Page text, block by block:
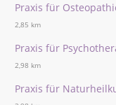
Praxis für
2,85 km
Praxis für
2,98 km
Praxis für